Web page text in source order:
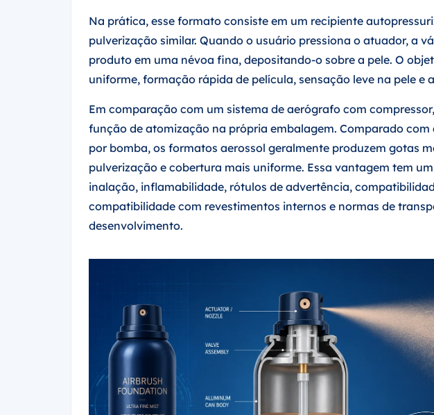
Na prática, esse formato consiste em um recipiente
pulverização similar. Quando o usuário pressiona o atuador, a
produto em uma névoa fina, depositando-o sobre a pele. O
uniforme, formação rápida de película, sensação leve na pele e
Em comparação com um sistema de aerógrafo com
função de atomização na própria embalagem. Comparado
por bomba, os formatos aerossol geralmente produzem gotas
pulverização e cobertura mais uniforme. Essa vantagem tem
inalação, inflamabilidade, rótulos de advertência,
compatibilidade com revestimentos internos e normas de
desenvolvimento.